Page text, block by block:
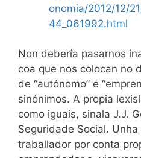
onomia/2012/12/
44_061992.html
Non debería pasarnos
coa que nos colocan no
de “autónomo” e
sinónimos. A propia
como iguais, sinala J.J.
Seguridade Social.
traballador por conta